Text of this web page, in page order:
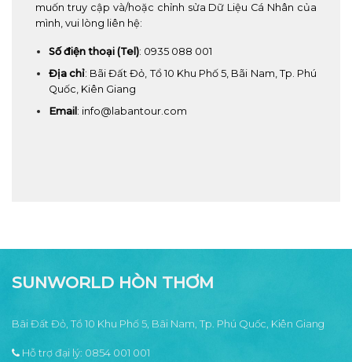
muốn truy cập và/hoặc chỉnh sửa Dữ Liệu Cá Nhân của
mình, vui lòng liên hệ:
Số điện thoại (Tel): 0935 088 001
Địa chỉ: Bãi Đất Đỏ, Tổ 10 Khu Phố 5, Bãi Nam, Tp. Phú
Quốc, Kiên Giang
Email: info@labantour.com
SUNWORLD HÒN THƠM
Bãi Đất Đỏ, Tổ 10 Khu Phố 5, Bãi Nam, Tp. Phú Quốc, Kiên Giang
Hỗ trợ đại lý: 0854 001 001